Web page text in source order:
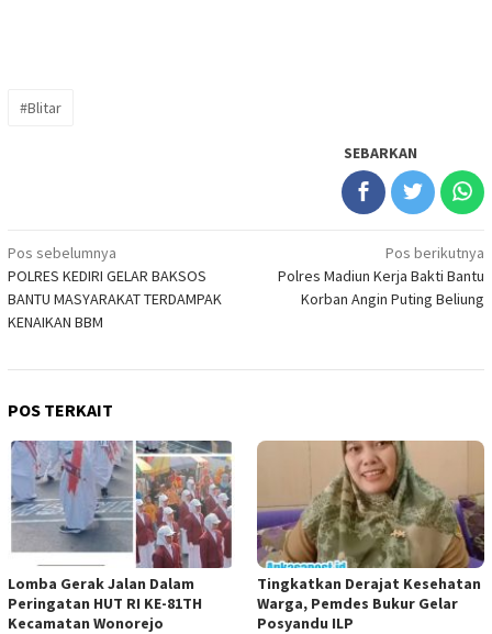
#Blitar
SEBARKAN
Navigasi
pos
Pos sebelumnya
POLRES KEDIRI GELAR BAKSOS
BANTU MASYARAKAT TERDAMPAK
KENAIKAN BBM
Pos berikutnya
Polres Madiun Kerja Bakti Bantu
Korban Angin Puting Beliung
POS TERKAIT
Lomba Gerak Jalan Dalam
Peringatan HUT RI KE-81TH
Kecamatan Wonorejo
Tingkatkan Derajat Kesehatan
Warga, Pemdes Bukur Gelar
Posyandu ILP